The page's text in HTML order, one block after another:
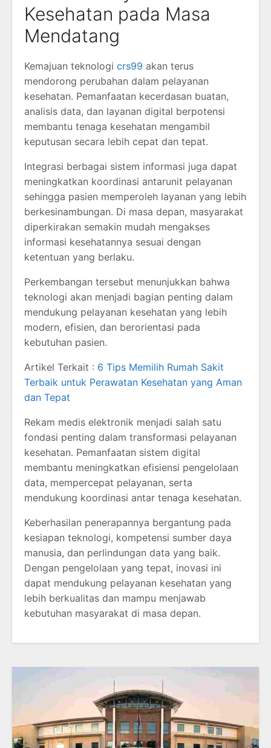
Kesehatan pada Masa
Mendatang
Kemajuan teknologi crs99 akan terus
mendorong perubahan dalam pelayanan
kesehatan. Pemanfaatan kecerdasan buatan,
analisis data, dan layanan digital berpotensi
membantu tenaga kesehatan mengambil
keputusan secara lebih cepat dan tepat.
Integrasi berbagai sistem informasi juga dapat
meningkatkan koordinasi antarunit pelayanan
sehingga pasien memperoleh layanan yang lebih
berkesinambungan. Di masa depan, masyarakat
diperkirakan semakin mudah mengakses
informasi kesehatannya sesuai dengan
ketentuan yang berlaku.
Perkembangan tersebut menunjukkan bahwa
teknologi akan menjadi bagian penting dalam
mendukung pelayanan kesehatan yang lebih
modern, efisien, dan berorientasi pada
kebutuhan pasien.
Artikel Terkait : 6 Tips Memilih Rumah Sakit
Terbaik untuk Perawatan Kesehatan yang Aman
dan Tepat
Rekam medis elektronik menjadi salah satu
fondasi penting dalam transformasi pelayanan
kesehatan. Pemanfaatan sistem digital
membantu meningkatkan efisiensi pengelolaan
data, mempercepat pelayanan, serta
mendukung koordinasi antar tenaga kesehatan.
Keberhasilan penerapannya bergantung pada
kesiapan teknologi, kompetensi sumber daya
manusia, dan perlindungan data yang baik.
Dengan pengelolaan yang tepat, inovasi ini
dapat mendukung pelayanan kesehatan yang
lebih berkualitas dan mampu menjawab
kebutuhan masyarakat di masa depan.